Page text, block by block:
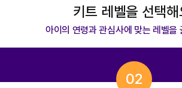
키트 레벨을 선택해
아이의 연령과 관심사에 맞는 레벨을
02